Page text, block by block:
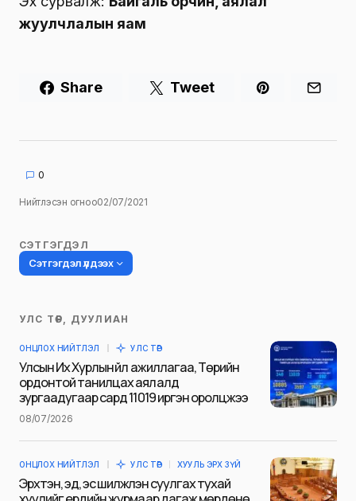
жуулчлалын яам
Share Tweet
0
Нийтлэсэн огноо02/07/2021
СЭТГЭГДЭЛ
Сэтгэгдэл үлдээх
Таны имэйл хаягийг нийтлэхгүй.
тэмдэглэсэн
Name
УЛС ТӨР, ДУУЛИАН
ОНЦЛОХ НИЙТЛЭЛ УЛС ТӨР
Улсын Их Хурлын үйл ажиллагаа, Төрийн
ордонтой танилцах аялалд
зургаадугаар сард 11019 иргэн оролцжээ
08/07/2026
ОНЦЛОХ НИЙТЛЭЛ УЛС ТӨР ХУУЛЬ ЭРХ ЗҮЙ
Эрхтэн, эд, эс шилжүүлэн суулгах тухай